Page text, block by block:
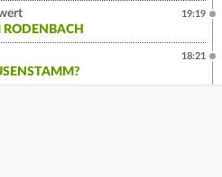
RODENBACH
19:19
18:21